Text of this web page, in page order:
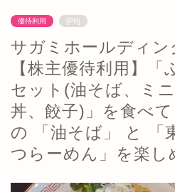
優待利用 [PR]
サガミホールディン
【株主優待利用】
セット(油そば、ミ
丼、餃子)」を食べ
の 「油そば」 と 「
つらーめん」を楽し